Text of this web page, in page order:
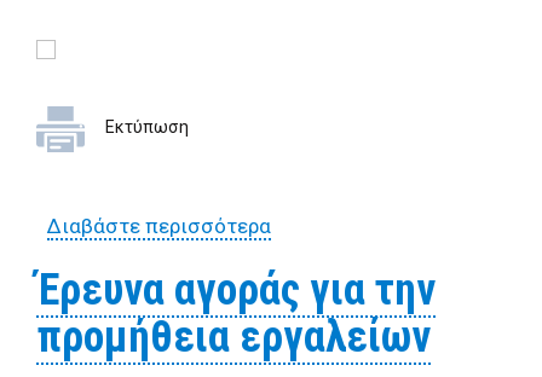
Εκτύπωση
Διαβάστε περισσότεραγια Έρευνα αγοράς για την
προκατασκευασμένων
οστεοθηκών
Έρευνα αγοράς για την
προμήθεια εργαλείων